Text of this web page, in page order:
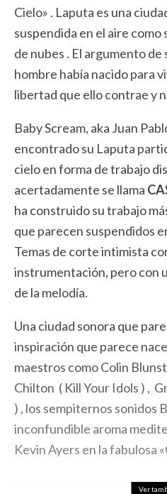
Cielo» . Laputa es una
suspendida en el aire como
de nubes . El argumento
hombre había nacido para
libertad que ello contrae y
Baby Scream, aka Juan
encontrado su Laputa
cielo en forma de trabajo
acertadamente se llama
ha construido su trabajo
que parecen suspendidos
Temas de corte intimista
instrumentación, pero con
de la melodía.
Una ciudad sonora que
inspiración que parece
maestros como Colin
Chilton ( Kill Your Idols ) ,
) , los sempiternos sonidos
inconfundible aroma
Kevin Ayers en la fabulosa
Ver